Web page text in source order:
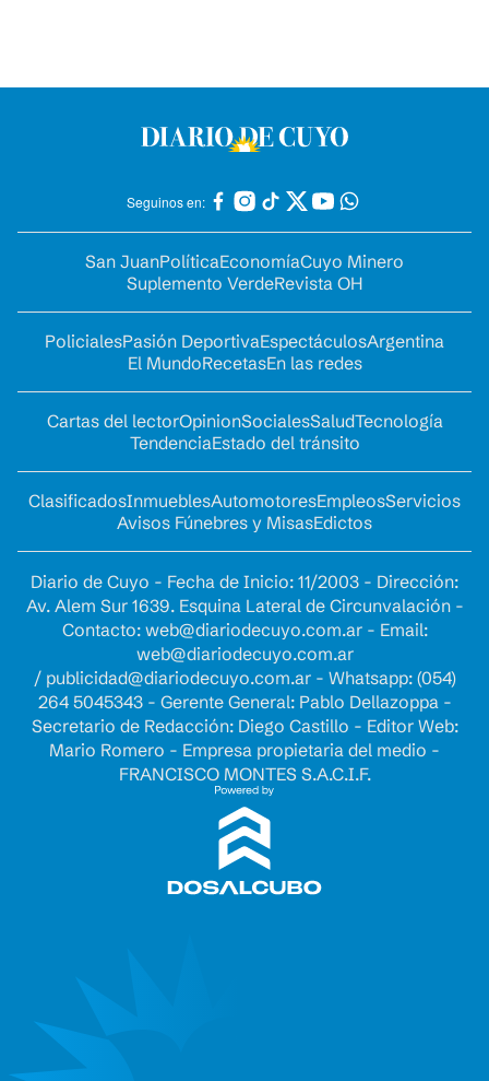
Seguinos en:
San JuanPolíticaEconomíaCuyo Minero
Suplemento VerdeRevista OH
PolicialesPasión DeportivaEspectáculosArgentina
El MundoRecetasEn las redes
Cartas del lectorOpinionSocialesSaludTecnología
TendenciaEstado del tránsito
ClasificadosInmueblesAutomotoresEmpleosServicios
Avisos Fúnebres y MisasEdictos
Diario de Cuyo - Fecha de Inicio: 11/2003 - Dirección:
Av. Alem Sur 1639. Esquina Lateral de Circunvalación -
Contacto: web@diariodecuyo.com.ar- Email:
web@diariodecuyo.com.ar
/ publicidad@diariodecuyo.com.ar- Whatsapp: (054)
264 5045343 - Gerente General: Pablo Dellazoppa -
Secretario de Redacción: Diego Castillo - Editor Web:
Mario Romero - Empresa propietaria del medio -
FRANCISCO MONTES S.A.C.I.F.